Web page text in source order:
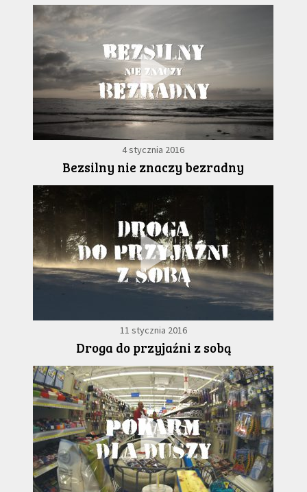
4 stycznia 2016
Bezsilny nie znaczy bezradny
11 stycznia 2016
Droga do przyjaźni z sobą